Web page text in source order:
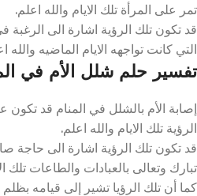
تمر على المرأة تلك الايام والله اعلم.
قد تكون تلك الرؤية اشارة الى الرغبة
التي كانت تواجهه الايام الماضيه والله
تفسير حلم شلل الأم في
إصابة الأم بالشلل في المنام قد
الرؤية تلك الايام والله اعلم.
قد تكون تلك الرؤية اشارة الى حاجة
تبارك وتعالى بالعبادات والطاعات تلك
كما أن تلك الرؤيا تشير إلى قيامه